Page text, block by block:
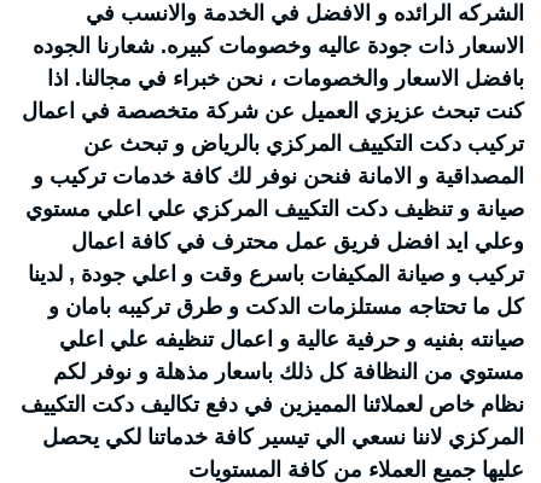
الشركه الرائده و الافضل في الخدمة والانسب في
الاسعار ذات جودة عاليه وخصومات كبيره. شعارنا الجوده
بافضل الاسعار والخصومات ، نحن خبراء في مجالنا. اذا
كنت تبحث عزيزي العميل عن شركة متخصصة في اعمال
تركيب دكت التكييف المركزي بالرياض و تبحث عن
المصداقية و الامانة فنحن نوفر لك كافة خدمات تركيب و
صيانة و تنظيف دكت التكييف المركزي علي اعلي مستوي
وعلي ايد افضل فريق عمل محترف في كافة اعمال
تركيب و صيانة المكيفات باسرع وقت و اعلي جودة , لدينا
كل ما تحتاجه مستلزمات الدكت و طرق تركيبه بامان و
صيانته بفنيه و حرفية عالية و اعمال تنظيفه علي اعلي
مستوي من النظافة كل ذلك باسعار مذهلة و نوفر لكم
نظام خاص لعملائنا المميزين في دفع تكاليف دكت التكييف
المركزي لاننا نسعي الي تيسير كافة خدماتنا لكي يحصل
عليها جميع العملاء من كافة المستويات